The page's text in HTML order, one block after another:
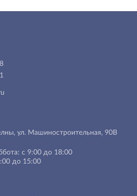
, ул. Машиностроительная, 90B
с 9:00 до 18:00
до 15:00